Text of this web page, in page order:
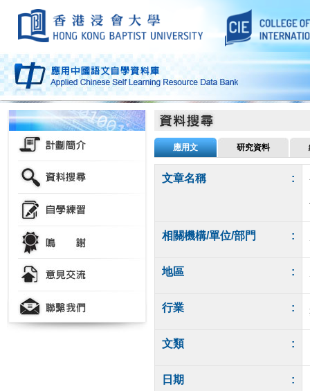
應用文 研究資料
文章名稱 :
相關機構/單位/部門 :
地區 :
行業 :
文類 :
日期 :